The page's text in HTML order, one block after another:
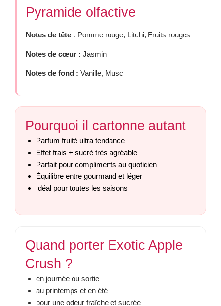
Pyramide olfactive
Notes de tête : Pomme rouge, Litchi, Fruits rouges
Notes de cœur : Jasmin
Notes de fond : Vanille, Musc
Pourquoi il cartonne autant
Parfum fruité ultra tendance
Effet frais + sucré très agréable
Parfait pour compliments au quotidien
Équilibre entre gourmand et léger
Idéal pour toutes les saisons
Quand porter Exotic Apple
Crush ?
en journée ou sortie
au printemps et en été
pour une odeur fraîche et sucrée